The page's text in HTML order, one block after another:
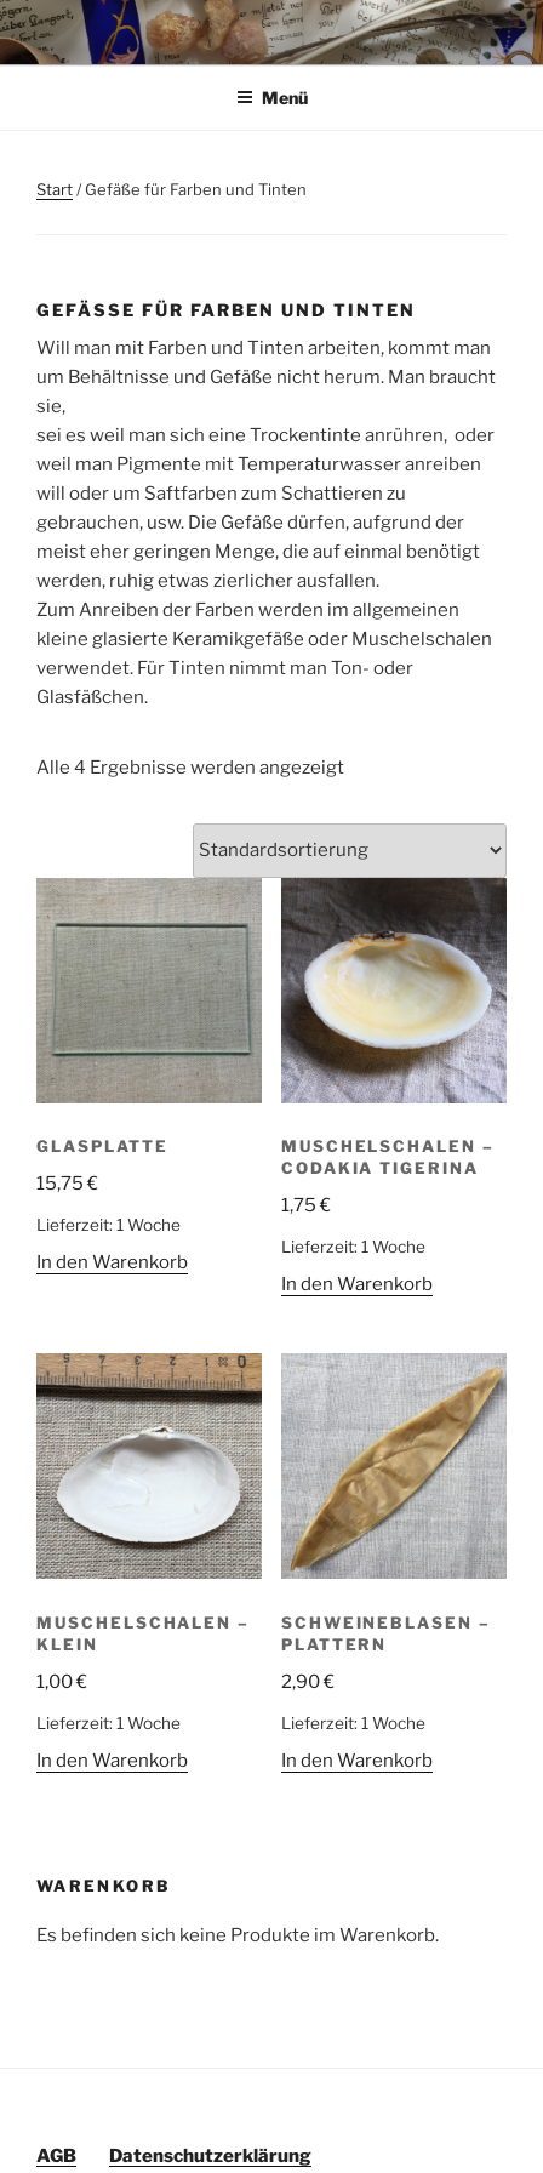
Zum
Inhalt
springen
Menü
Start/ Gefäße für Farben und Tinten
GEFÄSSE FÜR FARBEN UND TINTEN
Will man mit Farben und Tinten arbeiten, kommt man
um Behältnisse und Gefäße nicht herum. Man braucht
sie,
sei es weil man sich eine Trockentinte anrühren, oder
weil man Pigmente mit Temperaturwasser anreiben
will oder um Saftfarben zum Schattieren zu
gebrauchen, usw. Die Gefäße dürfen, aufgrund der
meist eher geringen Menge, die auf einmal benötigt
werden, ruhig etwas zierlicher ausfallen.
Zum Anreiben der Farben werden im allgemeinen
kleine glasierte Keramikgefäße oder Muschelschalen
verwendet. Für Tinten nimmt man Ton- oder
Glasfäßchen.
Alle 4 Ergebnisse werden angezeigt
GLASPLATTE
15,75€
Lieferzeit: 1 Woche
In den Warenkorb
MUSCHELSCHALEN –
CODAKIA TIGERINA
1,75€
Lieferzeit: 1 Woche
In den Warenkorb
MUSCHELSCHALEN –
KLEIN
1,00€
Lieferzeit: 1 Woche
In den Warenkorb
SCHWEINEBLASEN –
PLATTERN
2,90€
Lieferzeit: 1 Woche
In den Warenkorb
WARENKORB
Es befinden sich keine Produkte im Warenkorb.
AGB Datenschutzerklärung